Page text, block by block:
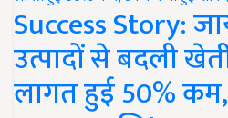
Success Story:
उत्पादों से बदली
लागत हुई 50%